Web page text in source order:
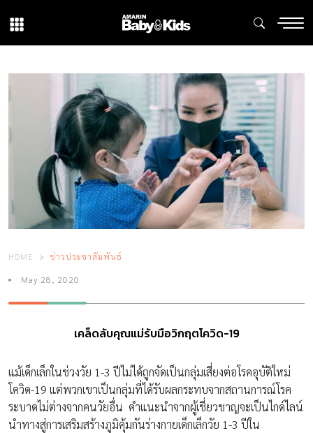
HOME ข่าวประชาสัมพันธ์
May 28, 2020
เคล็ดลับคุณแม่รับมือวิกฤตโควิด-19
แม้เด็กเล็กในช่วงวัย 1-3 ปีไม่ได้ถูกจัดเป็นกลุ่มเสี่ยงต่อโรคอุบัติใหม่
โควิด-19 แต่พวกเขาเป็นกลุ่มที่ได้รับผลกระทบจากสถานการณ์โรค
ระบาดไม่ต่างจากคนวัยอื่น คำแนะนำจากผู้เชี่ยวชาญจะเป็นไกด์ไลน์
นำทางสู่การเสริมสร้างภูมิคุ้มกันร่างกายเด็กเล็กวัย 1-3 ปีใน